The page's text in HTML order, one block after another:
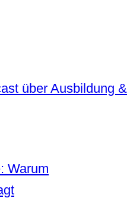
über Ausbildung &
Warum